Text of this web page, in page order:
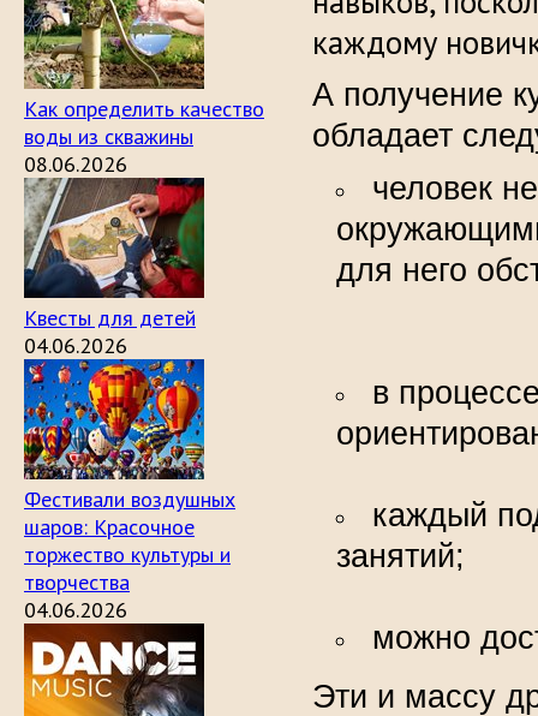
Как определить качество
воды из скважины
08.06.2026
Квесты для детей
04.06.2026
Фестивали воздушных
шаров: Красочное
торжество культуры и
творчества
04.06.2026
каждому
А получение
обладает
человек
для
в
каждый
можно
Эти и массу